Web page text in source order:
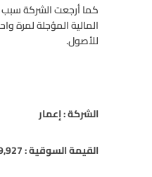
كما أرجعت الشركة سبب
المالية المؤجلة لمرة
للأصول.
الشركة : إعمار
القيمة السوقية :